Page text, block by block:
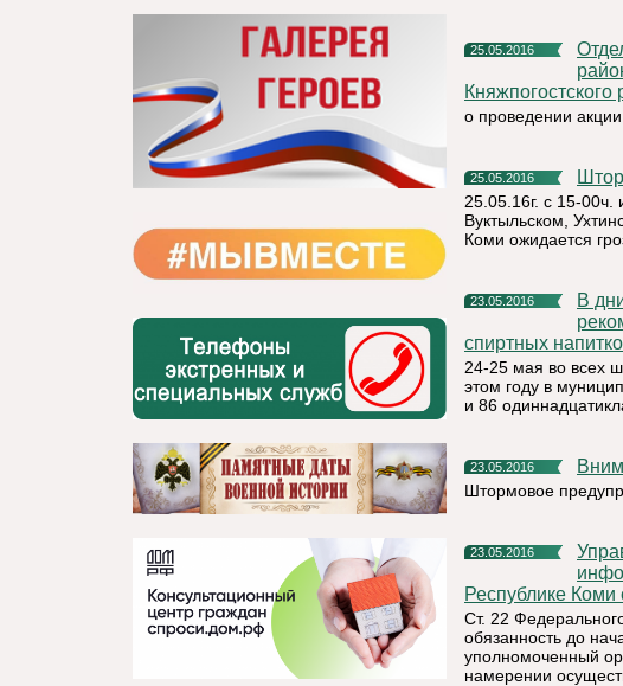
25.05.2016
Отдел культуры и спорта администрации муниципального
Княжпогостского
о проведении
25.05.2016
25.05.16г. с 15-
Вуктыльском,
Коми ожидается
23.05.2016
В дни «Последних звонков» предпринимателям
спиртных
24-25 мая во всех
этом году в
и 86
23.05.2016
Штормовое
23.05.2016
Управление Федеральной службы по надзору в сфере связи,
Республике Коми
Ст. 22
обязанность до
уполномоченный
намерении